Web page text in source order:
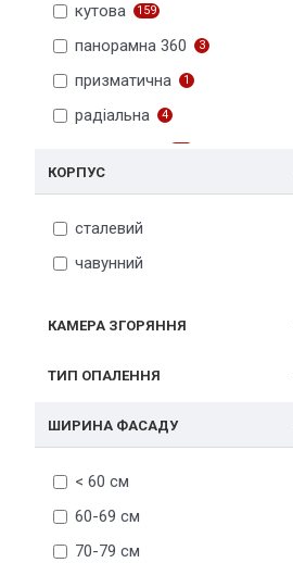
ШИРИНА ФАСАДУ
< 60 см
60-69 см
70-79 см
КАМЕРА ЗГОРЯННЯ
кутова 159
панорамна 360 3
призматична 1
радіальна 4
трьохстороння
чотиристороння
ТИП ОПАЛЕННЯ
КОРПУС
сталевий
чавунний